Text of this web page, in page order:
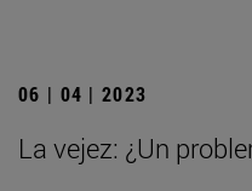
06 | 04 | 2023
La vejez: ¿Un